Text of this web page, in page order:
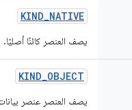
KIND_NATIVE
يصف العنصر كائنًا أصليًا.
KIND_OBJECT
يصف العنصر عنصر